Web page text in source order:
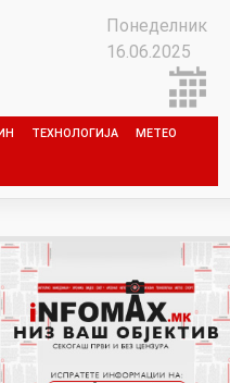
Понеделник
16.06.2025
ТЕХНОЛОГИЈА МЕТЕО